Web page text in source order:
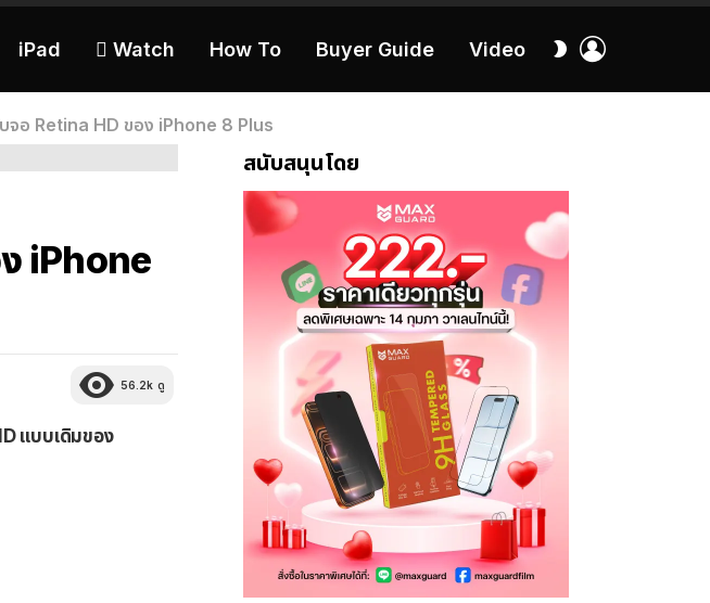
iPad  Watch How To Buyer Guide Video
สลับ
จอ Retina HD ของ iPhone 8 Plus
iPhone
56.2k ดู
แบบเดิมของ
สนับสนุนโดย